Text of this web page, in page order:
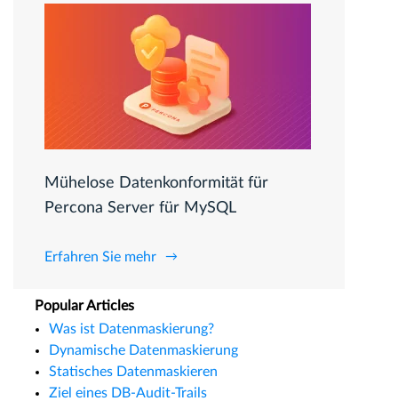
Mühelose Datenkonformität für
Percona Server für MySQL
Erfahren Sie mehr
Popular Articles
Was ist Datenmaskierung?
Dynamische Datenmaskierung
Statisches Datenmaskieren
Ziel eines DB-Audit-Trails